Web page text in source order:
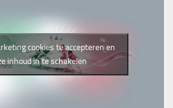
cookies te accepteren en
inhoud in te schakelen